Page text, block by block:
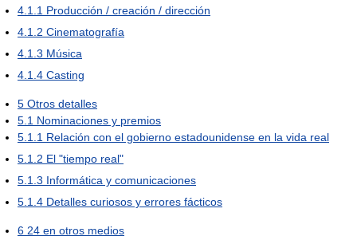
4.1.1 Producción / creación / dirección
4.1.2 Cinematografía
4.1.3 Música
4.1.4 Casting
5 Otros detalles
5.1 Nominaciones y premios
5.1.1 Relación con el gobierno estadounidense en la vida real
5.1.2 El "tiempo real"
5.1.3 Informática y comunicaciones
5.1.4 Detalles curiosos y errores fácticos
6 24 en otros medios